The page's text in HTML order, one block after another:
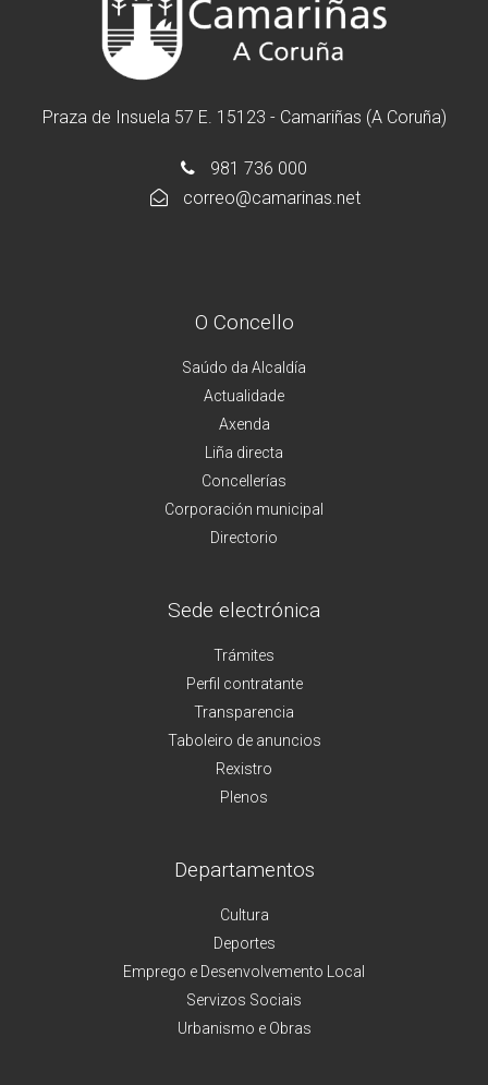
Praza de Insuela 57 E. 15123 - Camariñas (A Coruña)
981 736 000
correo@camarinas.net
O Concello
Saúdo da Alcaldía
Actualidade
Axenda
Liña directa
Concellerías
Corporación municipal
Directorio
Sede electrónica
Trámites
Perfil contratante
Transparencia
Taboleiro de anuncios
Rexistro
Plenos
Departamentos
Cultura
Deportes
Emprego e Desenvolvemento Local
Servizos Sociais
Urbanismo e Obras